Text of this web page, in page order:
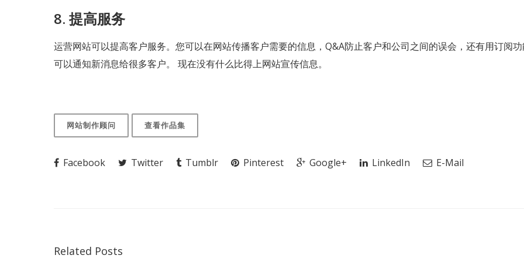
8. 提高服务
运营网站可以提高客户服务。您可以在网站传播客户需要的信息，Q&A防止客户和公司之间的误会，还有用订阅
可以通知新消息给很多客户。 现在没有什么比得上网站宣传信息。
网站制作顾问 查看作品集
Facebook Twitter Tumblr Pinterest Google+ LinkedIn E-Mail
Related Posts